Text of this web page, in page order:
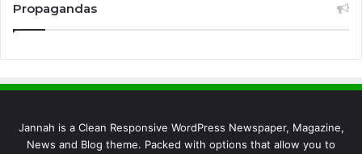
Propagandas
Jannah is a Clean Responsive WordPress Newspaper, Magazine,
News and Blog theme. Packed with options that allow you to